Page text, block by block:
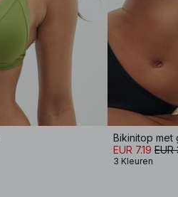
Bikinitop met
EUR 7.19 EUR
3 Kleuren